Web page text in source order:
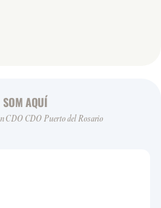
SOM AQUÍ
CDO CDO Puerto del Rosario